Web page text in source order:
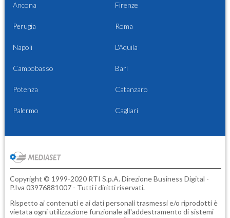
Ancona Firenze
Perugia Roma
Napoli L'Aquila
Campobasso Bari
Potenza Catanzaro
Palermo Cagliari
Copyright © 1999-2020 RTI S.p.A. Direzione Business Digital -
P.Iva 03976881007 - Tutti i diritti riservati.
Rispetto ai contenuti e ai dati personali trasmessi e/o riprodotti è
vietata ogni utilizzazione funzionale all'addestramento di sistemi